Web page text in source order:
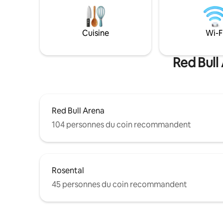
(généralement en quelques minutes)
Avantages ✨ bonus : Arrivée autonome
de 15h00 à 21 h 00 (arrivée🌟 tardive sur
demande) - Départ jusqu'à 11 h 00
décontracté à
Gare
Cuisine Wi-
Red
Red Bull Arena
104 personnes du coin recommandent
Rosental
45 personnes du coin recommandent